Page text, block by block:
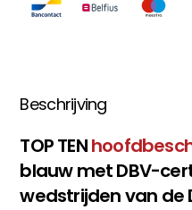
Beschrijving
TOP TEN
blauw met DBV-
wedstrijden van de